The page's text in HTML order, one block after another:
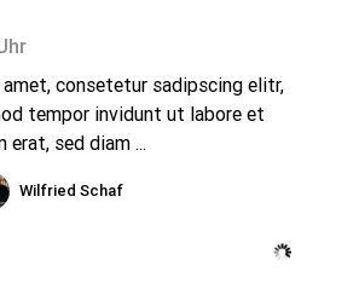
Wilfried Schaf
consetetur sadipscing elitr,
tempor invidunt ut labore et
erat, sed diam ...